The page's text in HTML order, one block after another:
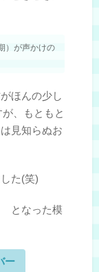
）が声かけの
ほんの少し
、もともと
見知らぬお
た(笑)
となった模
ー